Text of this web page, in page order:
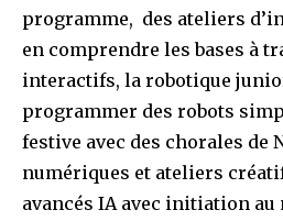
programme, des ateliers
en comprendre les bases à
interactifs, la robotique
programmer des robots
festive avec des chorales de
numériques et ateliers
avancés IA avec initiation